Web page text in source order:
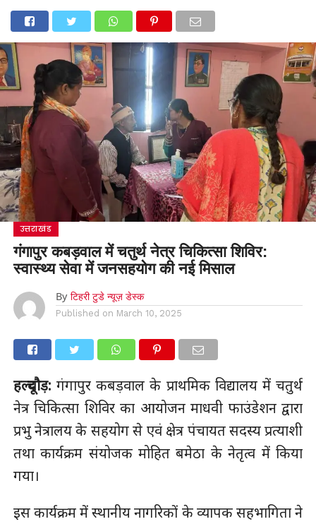
उत्तराखंड
गंगापुर कबड़वाल में चतुर्थ नेत्र चिकित्सा शिविर:
स्वास्थ्य सेवा में जनसहयोग की नई मिसाल
By टिहरी टुडे न्यूज़ डेस्क
Published on March 10, 2025
हल्दूचौड़: गंगापुर कबड़वाल के प्राथमिक विद्यालय में चतुर्थ
नेत्र चिकित्सा शिविर का आयोजन माधवी फाउंडेशन द्वारा
प्रभु नेत्रालय के सहयोग से एवं क्षेत्र पंचायत सदस्य प्रत्याशी
तथा कार्यक्रम संयोजक मोहित बमेठा के नेतृत्व में किया
गया।
इस कार्यक्रम में स्थानीय नागरिकों के व्यापक सहभागिता ने